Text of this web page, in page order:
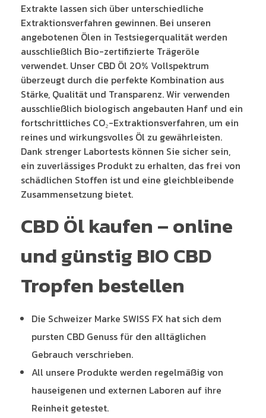
Extrakte lassen sich über unterschiedliche
Extraktionsverfahren gewinnen. Bei unseren
angebotenen Ölen in Testsiegerqualität werden
ausschließlich Bio-zertifizierte Trägeröle
verwendet. Unser CBD Öl 20% Vollspektrum
überzeugt durch die perfekte Kombination aus
Stärke, Qualität und Transparenz. Wir verwenden
ausschließlich biologisch angebauten Hanf und ein
fortschrittliches CO₂-Extraktionsverfahren, um ein
reines und wirkungsvolles Öl zu gewährleisten.
Dank strenger Labortests können Sie sicher sein,
ein zuverlässiges Produkt zu erhalten, das frei von
schädlichen Stoffen ist und eine gleichbleibende
Zusammensetzung bietet.
CBD Öl kaufen – online
und günstig BIO CBD
Tropfen bestellen
Die Schweizer Marke SWISS FX hat sich dem
pursten CBD Genuss für den alltäglichen
Gebrauch verschrieben.
All unsere Produkte werden regelmäßig von
hauseigenen und externen Laboren auf ihre
Reinheit getestet.